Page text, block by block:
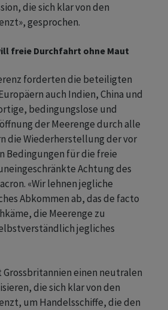
die sich klar von den
gesprochen.
freie Durchfahrt ohne Maut
forderten die beteiligten
auch Indien, China und
bedingungslose und
der Meerenge durch alle
die Wiederherstellung der vor
Bedingungen für die freie
Achtung des
«Wir lehnen jegliche
Abkommen ab, das de facto
die Meerenge zu
jegliches
einen neutralen
die sich klar von den
um Handelsschiffe, die den